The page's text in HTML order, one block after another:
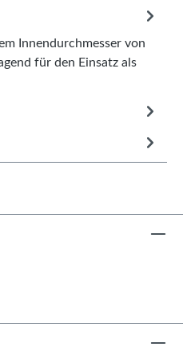
Innendurchmesser von
für den Einsatz als